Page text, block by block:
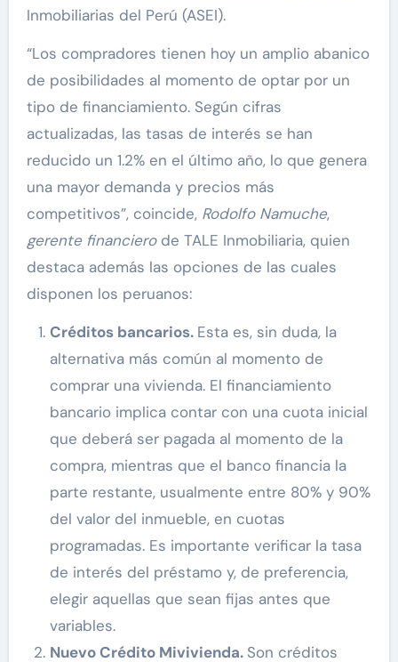
Inmobiliarias del Perú (ASEI).
“Los compradores tienen hoy un amplio abanico
de posibilidades al momento de optar por un
tipo de financiamiento. Según cifras
actualizadas, las tasas de interés se han
reducido un 1.2% en el último año, lo que genera
una mayor demanda y precios más
competitivos”, coincide, Rodolfo Namuche,
gerente financiero de TALE Inmobiliaria, quien
destaca además las opciones de las cuales
disponen los peruanos:
Créditos bancarios. Esta es, sin duda, la
alternativa más común al momento de
comprar una vivienda. El financiamiento
bancario implica contar con una cuota inicial
que deberá ser pagada al momento de la
compra, mientras que el banco financia la
parte restante, usualmente entre 80% y 90%
del valor del inmueble, en cuotas
programadas. Es importante verificar la tasa
de interés del préstamo y, de preferencia,
elegir aquellas que sean fijas antes que
variables.
Nuevo Crédito Mivivienda. Son créditos